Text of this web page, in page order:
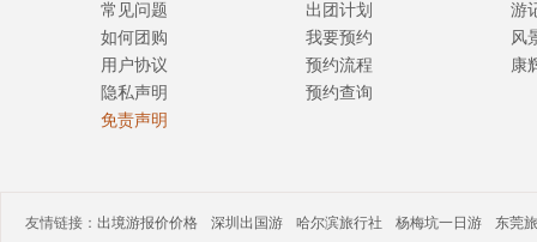
常见问题
如何团购
用户协议
隐私声明
免责声明
出团计划
我要预约
预约流程
预约查询
游
风
康
友情链接： 出境游报价价格 深圳出国游 哈尔滨旅行社 杨梅坑一日游 东莞